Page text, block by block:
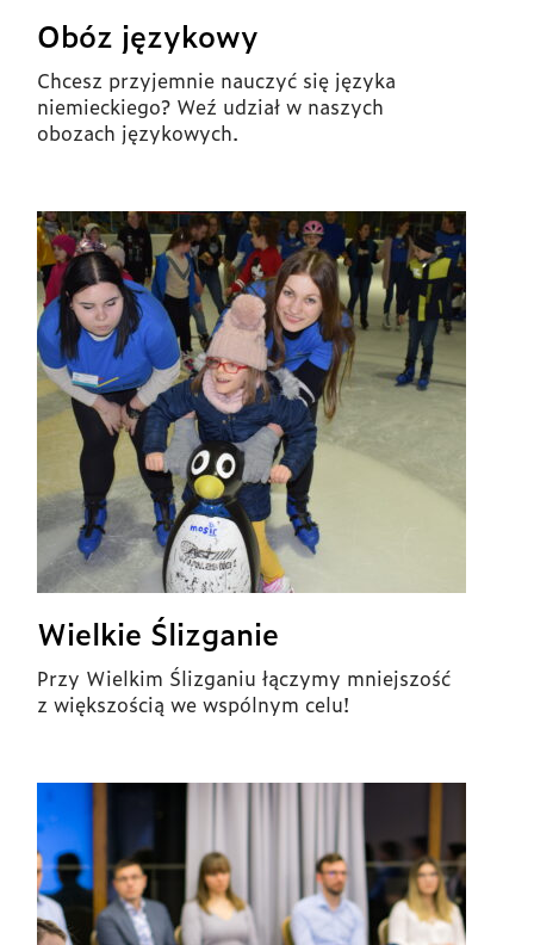
Obóz językowy
Chcesz przyjemnie nauczyć się języka
niemieckiego? Weź udział w naszych
obozach językowych.
Wielkie Ślizganie
Przy Wielkim Ślizganiu łączymy mniejszość
z większością we wspólnym celu!